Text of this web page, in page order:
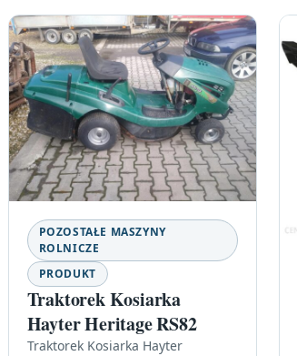
POZOSTAŁE MASZYNY
ROLNICZE
PRODUKT
Traktorek Kosiarka
Hayter Heritage RS82
Traktorek Kosiarka Hayter